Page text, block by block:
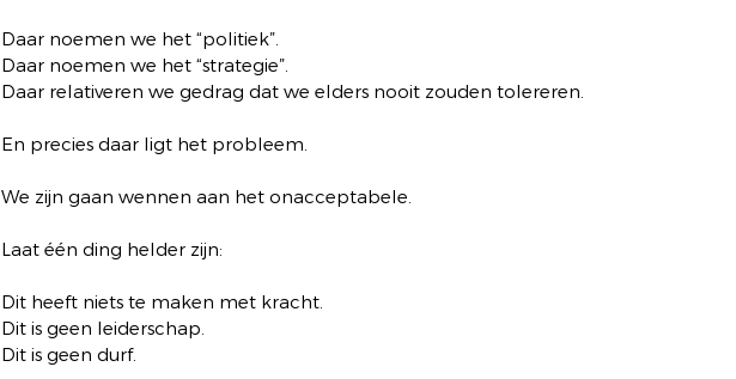
Daar noemen we het “politiek”.
Daar noemen we het “strategie”.
Daar relativeren we gedrag dat we elders nooit zouden tolereren.
En precies daar ligt het probleem.
We zijn gaan wennen aan het onacceptabele.
Laat één ding helder zijn:
Dit heeft niets te maken met kracht.
Dit is geen leiderschap.
Dit is geen durf.